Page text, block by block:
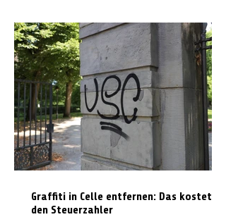
Graffiti in Celle entfernen: Das kostet es
den Steuerzahler